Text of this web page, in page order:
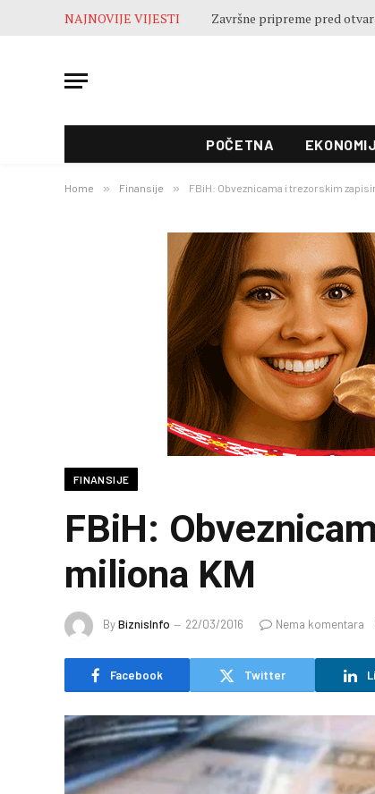
NAJNOVIJE VIJESTI
POČETNA
Home » Finansije » FBiH: Obveznicama i trezorskim
FINANSIJE
FBiH:
miliona KM
ByBiznisInfo 22/03/2016 Nema komentara
Facebook Twitter